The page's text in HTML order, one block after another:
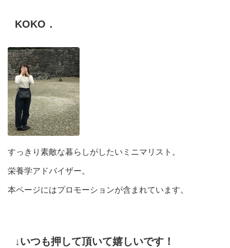
KOKO．
すっきり素敵な暮らしがしたいミニマリスト。
栄養学アドバイザー。
本ページにはプロモーションが含まれています。
↓いつも押して頂いて嬉しいです！